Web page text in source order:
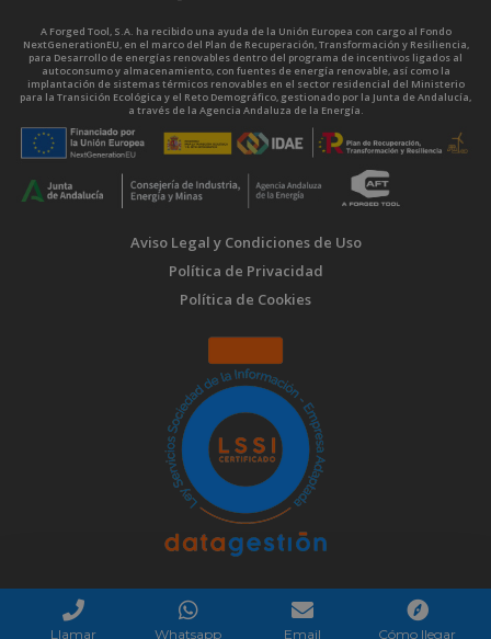
Llamar Whatsapp Email Cómo llegar
A Forged Tool, S.A. ha recibido una ayuda de la Unión Europea con cargo al Fondo
NextGenerationEU, en el marco del Plan de Recuperación, Transformación y Resiliencia,
para Desarrollo de energías renovables dentro del programa de incentivos ligados al
autoconsumo y almacenamiento, con fuentes de energía renovable, así como la
implantación de sistemas térmicos renovables en el sector residencial del Ministerio
para la Transición Ecológica y el Reto Demográfico, gestionado por la Junta de Andalucía,
a través de la Agencia Andaluza de la Energía.
Aviso Legal y Condiciones de Uso
Política de Privacidad
Política de Cookies